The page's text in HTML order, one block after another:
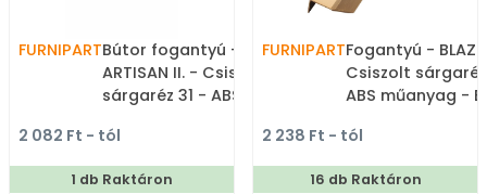
FURNIPARTBútor fogantyú -
ARTISAN II. - Csiszolt
sárgaréz 31 - ABS
élére ültethető színes
fém fogantyú
2 082 Ft - tól
1 db Raktáron
FURNIPARTFogantyú -
Csiszolt
ABS műanyag -
fém fogantyú
2 238 Ft - tól
16 db Raktáron